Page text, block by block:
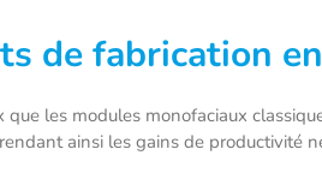
de fabrication
les modules monofaciaux
ainsi les gains de productivité